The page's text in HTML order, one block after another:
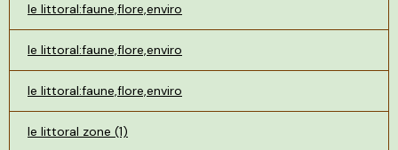
le littoral:faune,flore,enviro
le littoral:faune,flore,enviro
le littoral:faune,flore,enviro
le littoral zone (1)